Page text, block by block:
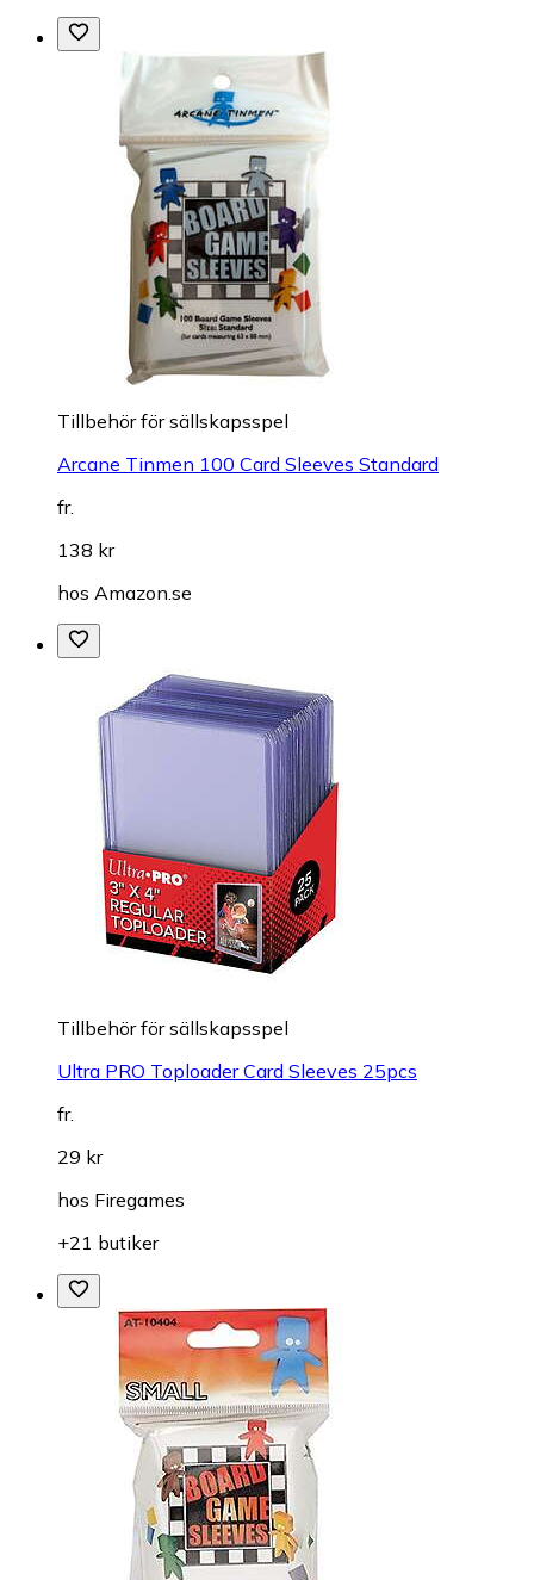
Tillbehör för sällskapsspel
Arcane Tinmen 100 Card Sleeves Standard
fr.
138 kr
hos Amazon.se
Tillbehör för sällskapsspel
Ultra PRO Toploader Card Sleeves 25pcs
fr.
29 kr
hos Firegames
+21 butiker